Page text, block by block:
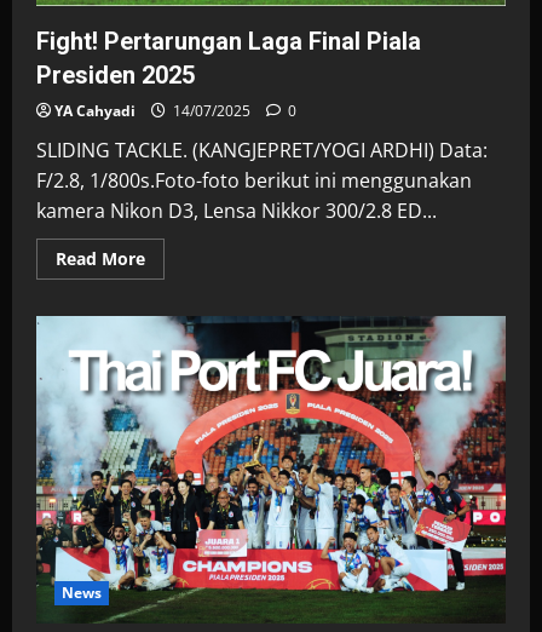
Fight! Pertarungan Laga Final Piala
Presiden 2025
YA Cahyadi 14/07/2025 0
SLIDING TACKLE. (KANGJEPRET/YOGI ARDHI) Data:
F/2.8, 1/800s.Foto-foto berikut ini menggunakan
kamera Nikon D3, Lensa Nikkor 300/2.8 ED...
Read MoreRead
more
Pertarungan
Laga
Final
Piala
Presiden
2025
News